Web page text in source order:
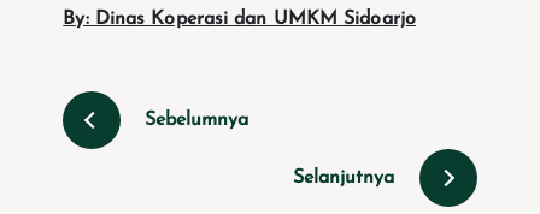
By: Dinas Koperasi dan UMKM Sidoarjo
Sebelumnya
Selanjutnya